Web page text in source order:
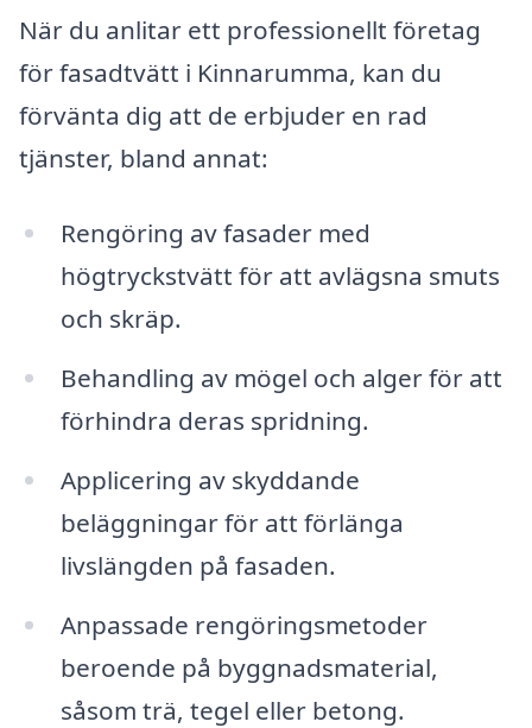
När du anlitar ett professionellt företag
för fasadtvätt i Kinnarumma, kan du
förvänta dig att de erbjuder en rad
tjänster, bland annat:
Rengöring av fasader med
högtryckstvätt för att avlägsna smuts
och skräp.
Behandling av mögel och alger för att
förhindra deras spridning.
Applicering av skyddande
beläggningar för att förlänga
livslängden på fasaden.
Anpassade rengöringsmetoder
beroende på byggnadsmaterial,
såsom trä, tegel eller betong.